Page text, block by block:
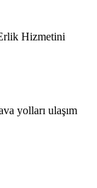
Hizmetini
yolları ulaşım